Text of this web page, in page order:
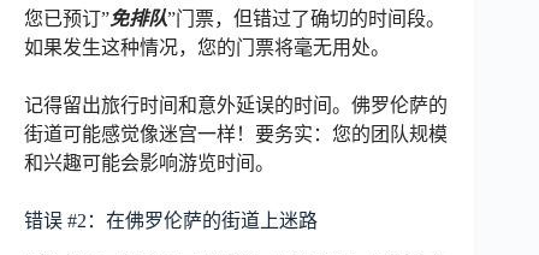
您已预订”免排队”门票，但错过了确切的时间段。
如果发生这种情况，您的门票将毫无用处。
记得留出旅行时间和意外延误的时间。佛罗伦萨的
街道可能感觉像迷宫一样！要务实：您的团队规模
和兴趣可能会影响游览时间。
错误 #2：在佛罗伦萨的街道上迷路